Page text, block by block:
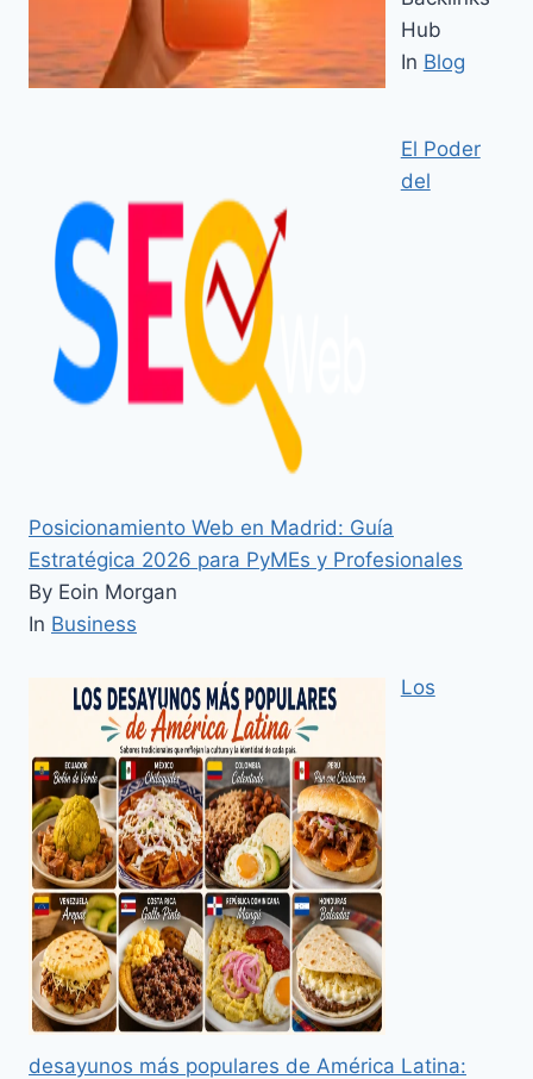
Hub
In Blog
El Poder
del
Posicionamiento Web en Madrid: Guía
Estratégica 2026 para PyMEs y Profesionales
By Eoin Morgan
In Business
Los
desayunos más populares de América Latina: